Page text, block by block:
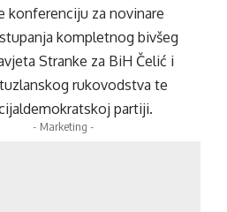
konferenciju za novinare
kompletnog bivšeg
Stranke za BiH Čelić i
rukovodstva te
partiji.
- Marketing -